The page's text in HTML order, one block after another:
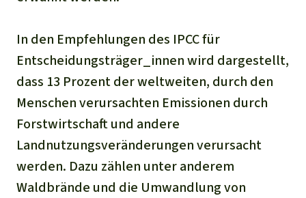
In den Empfehlungen des IPCC für
Entscheidungsträger_innen wird dargestellt,
dass 13 Prozent der weltweiten, durch den
Menschen verursachten Emissionen durch
Forstwirtschaft und andere
Landnutzungsveränderungen verursacht
werden. Dazu zählen unter anderem
Waldbrände und die Umwandlung von